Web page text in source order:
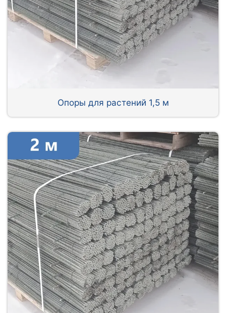
Опоры для растений 1,5 м